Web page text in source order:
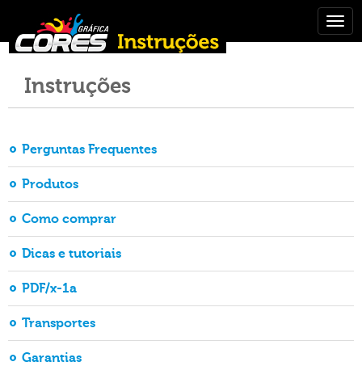
Instruções
Perguntas Frequentes
Produtos
Como comprar
Dicas e tutoriais
PDF/x-1a
Transportes
Garantias